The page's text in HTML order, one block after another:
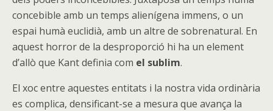
concebible amb un temps alienígena immens, o un
espai humà euclidià, amb un altre de sobrenatural. En
aquest horror de la desproporció hi ha un element
d’allò que Kant definia com el sublim.
El xoc entre aquestes entitats i la nostra vida ordinària
es complica, densificant-se a mesura que avança la